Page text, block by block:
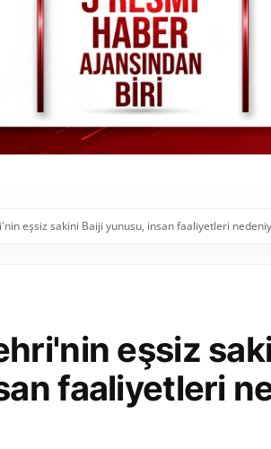
eşsiz sakini Baiji yunusu, insan faaliyetleri
eşsiz
faaliyetleri